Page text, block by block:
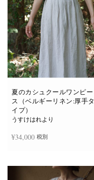
夏のカシュクールワンピー
ス（ベルギーリネン:厚手タ
イプ）
うすけはれより
¥34,000 税別